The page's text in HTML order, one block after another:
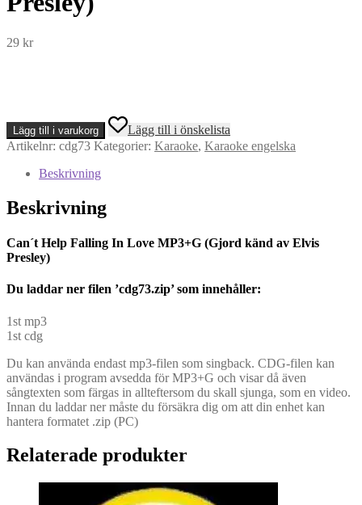
29 kr
Can
´t
Help
MP3+G
känd
av
Elvis
mängd
Lägg till i varukorg
Lägg till i önskelista
Artikelnr: cdg73 Kategorier: Karaoke, Karaoke engelska
Beskrivning
Beskrivning
Can´t Help Falling In Love MP3+G (Gjord känd av Elvis
Presley)
Du laddar ner filen ’cdg73.zip’ som innehåller:
1st mp3
1st cdg
Du kan använda endast mp3-filen som singback. CDG-filen kan
användas i program avsedda för MP3+G och visar då även
sångtexten som färgas in allteftersom du skall sjunga, som en video.
Innan du laddar ner måste du försäkra dig om att din enhet kan
hantera formatet .zip (PC)
Relaterade produkter